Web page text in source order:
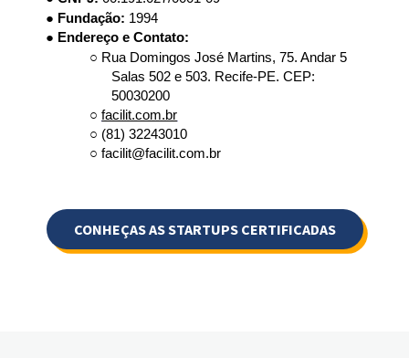
● Fundação: 1994
● Endereço e Contato:
○ Rua Domingos José Martins, 75. Andar 5
Salas 502 e 503. Recife-PE. CEP:
50030200
○ facilit.com.br
○ (81) 32243010
○ facilit@facilit.com.br
CONHEÇAS AS STARTUPS CERTIFICADAS